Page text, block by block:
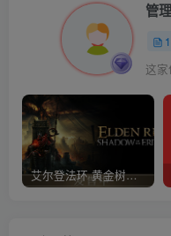
管
这
艾尔登法环 黄金树幽影